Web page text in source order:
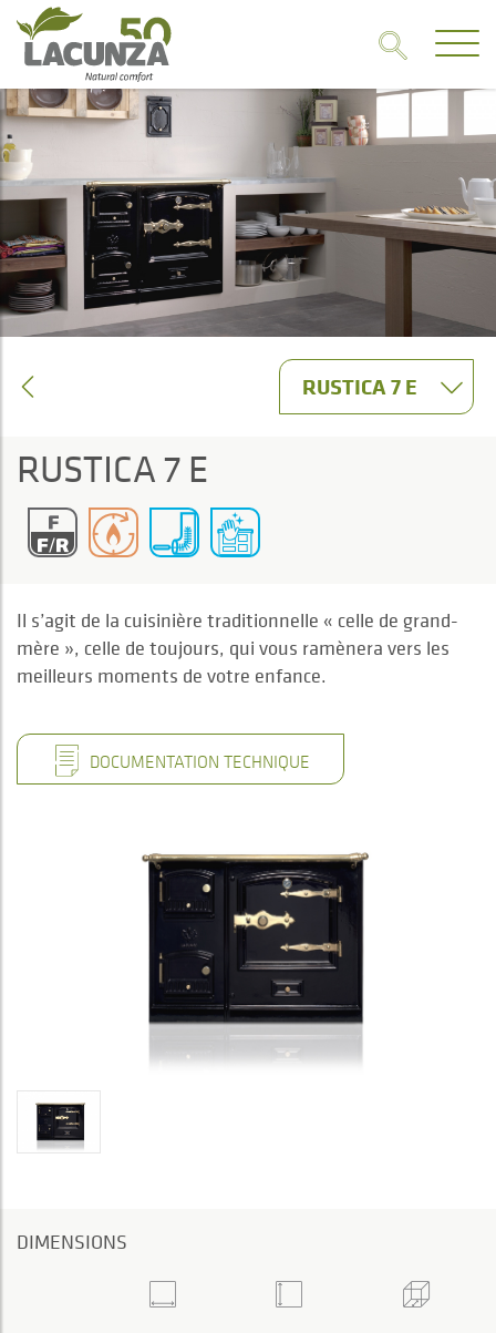
RUSTICA 7 E
RUSTICA 7 E
Il s’agit de la cuisinière traditionnelle « celle de grand-
mère », celle de toujours, qui vous ramènera vers les
meilleurs moments de votre enfance.
DOCUMENTATION TECHNIQUE
DIMENSIONS